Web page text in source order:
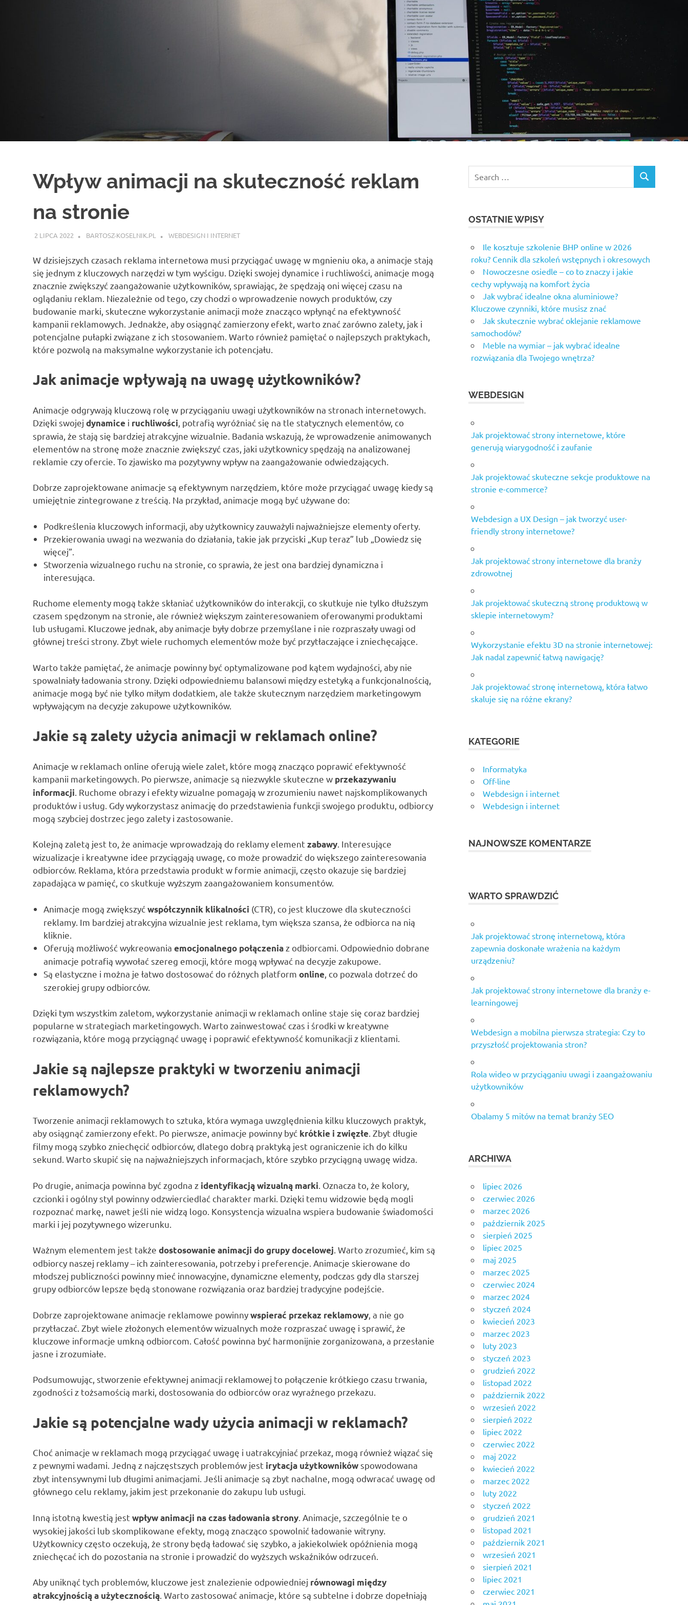
Wpływ animacji na skuteczność reklam
na stronie
2 LIPCA 2022 BARTOSZ-KOSELNIK.PL WEBDESIGN I INTERNET
W dzisiejszych czasach reklama internetowa musi przyciągać uwagę w mgnieniu oka, a animacje stają
się jednym z kluczowych narzędzi w tym wyścigu. Dzięki swojej dynamice i ruchliwości, animacje mogą
znacznie zwiększyć zaangażowanie użytkowników, sprawiając, że spędzają oni więcej czasu na
oglądaniu reklam. Niezależnie od tego, czy chodzi o wprowadzenie nowych produktów, czy
budowanie marki, skuteczne wykorzystanie animacji może znacząco wpłynąć na efektywność
kampanii reklamowych. Jednakże, aby osiągnąć zamierzony efekt, warto znać zarówno zalety, jak i
potencjalne pułapki związane z ich stosowaniem. Warto również pamiętać o najlepszych praktykach,
które pozwolą na maksymalne wykorzystanie ich potencjału.
Jak animacje wpływają na uwagę użytkowników?
Animacje odgrywają kluczową rolę w przyciąganiu uwagi użytkowników na stronach internetowych.
Dzięki swojej dynamice i ruchliwości , potrafią wyróżniać się na tle statycznych elementów, co
sprawia, że stają się bardziej atrakcyjne wizualnie. Badania wskazują, że wprowadzenie animowanych
elementów na stronę może znacznie zwiększyć czas, jaki użytkownicy spędzają na analizowanej
reklamie czy ofercie. To zjawisko ma pozytywny wpływ na zaangażowanie odwiedzających.
Dobrze zaprojektowane animacje są efektywnym narzędziem, które może przyciągać uwagę kiedy są
umiejętnie zintegrowane z treścią. Na przykład, animacje mogą być używane do:
Podkreślenia kluczowych informacji, aby użytkownicy zauważyli najważniejsze elementy oferty.
Przekierowania uwagi na wezwania do działania, takie jak przyciski „Kup teraz” lub „Dowiedz się
więcej”.
Stworzenia wizualnego ruchu na stronie, co sprawia, że jest ona bardziej dynamiczna i
interesująca.
Ruchome elementy mogą także skłaniać użytkowników do interakcji, co skutkuje nie tylko dłuższym
czasem spędzonym na stronie, ale również większym zainteresowaniem oferowanymi produktami
lub usługami. Kluczowe jednak, aby animacje były dobrze przemyślane i nie rozpraszały uwagi od
głównej treści strony. Zbyt wiele ruchomych elementów może być przytłaczające i zniechęcające.
Warto także pamiętać, że animacje powinny być optymalizowane pod kątem wydajności, aby nie
spowalniały ładowania strony. Dzięki odpowiedniemu balansowi między estetyką a funkcjonalnością,
animacje mogą być nie tylko miłym dodatkiem, ale także skutecznym narzędziem marketingowym
wpływającym na decyzje zakupowe użytkowników.
Jakie są zalety użycia animacji w reklamach online?
Animacje w reklamach online oferują wiele zalet, które mogą znacząco poprawić efektywność
kampanii marketingowych. Po pierwsze, animacje są niezwykle skuteczne w przekazywaniu
informacji . Ruchome obrazy i efekty wizualne pomagają w zrozumieniu nawet najskomplikowanych
produktów i usług. Gdy wykorzystasz animację do przedstawienia funkcji swojego produktu, odbiorcy
mogą szybciej dostrzec jego zalety i zastosowanie.
Kolejną zaletą jest to, że animacje wprowadzają do reklamy elementzabawy. Interesujące
wizualizacje i kreatywne idee przyciągają uwagę, co może prowadzić do większego zainteresowania
odbiorców. Reklama, która przedstawia produkt w formie animacji, często okazuje się bardziej
zapadająca w pamięć, co skutkuje wyższym zaangażowaniem konsumentów.
Animacje mogą zwiększyćwspółczynnik klikalności (CTR), co jest kluczowe dla skuteczności
reklamy. Im bardziej atrakcyjna wizualnie jest reklama, tym większa szansa, że odbiorca na nią
kliknie.
Oferują możliwość wykreowaniaemocjonalnego połączeniaz odbiorcami. Odpowiednio dobrane
animacje potrafią wywołać szereg emocji, które mogą wpływać na decyzje zakupowe.
Są elastyczne i można je łatwo dostosować do różnych platformonline , co pozwala dotrzeć do
szerokiej grupy odbiorców.
Dzięki tym wszystkim zaletom, wykorzystanie animacji w reklamach online staje się coraz bardziej
popularne w strategiach marketingowych. Warto zainwestować czas i środki w kreatywne
rozwiązania, które mogą przyciągnąć uwagę i poprawić efektywność komunikacji z klientami.
Jakie są najlepsze praktyki w tworzeniu animacji
reklamowych?
Tworzenie animacji reklamowych to sztuka, która wymaga uwzględnienia kilku kluczowych praktyk,
aby osiągnąć zamierzony efekt. Po pierwsze, animacje powinny być krótkie i zwięzłe. Zbyt długie
filmy mogą szybko zniechęcić odbiorców, dlatego dobrą praktyką jest ograniczenie ich do kilku
sekund. Warto skupić się na najważniejszych informacjach, które szybko przyciągną uwagę widza.
Po drugie, animacja powinna być zgodna z identyfikacją wizualną marki . Oznacza to, że kolory,
czcionki i ogólny styl powinny odzwierciedlać charakter marki. Dzięki temu widzowie będą mogli
rozpoznać markę, nawet jeśli nie widzą logo. Konsystencja wizualna wspiera budowanie świadomości
marki i jej pozytywnego wizerunku.
Ważnym elementem jest także dostosowanie animacji do grupy docelowej. Warto zrozumieć, kim są
odbiorcy naszej reklamy – ich zainteresowania, potrzeby i preferencje. Animacje skierowane do
młodszej publiczności powinny mieć innowacyjne, dynamiczne elementy, podczas gdy dla starszej
grupy odbiorców lepsze będą stonowane rozwiązania oraz bardziej tradycyjne podejście.
Dobrze zaprojektowane animacje reklamowe powinnywspierać przekaz reklamowy , a nie go
przytłaczać. Zbyt wiele złożonych elementów wizualnych może rozpraszać uwagę i sprawić, że
kluczowe informacje umkną odbiorcom. Całość powinna być harmonijnie zorganizowana, a przesłanie
jasne i zrozumiałe.
Podsumowując, stworzenie efektywnej animacji reklamowej to połączenie krótkiego czasu trwania,
zgodności z tożsamością marki, dostosowania do odbiorców oraz wyraźnego przekazu.
Jakie są potencjalne wady użycia animacji w reklamach?
Choć animacje w reklamach mogą przyciągać uwagę i uatrakcyjniać przekaz, mogą również wiązać się
z pewnymi wadami. Jedną z najczęstszych problemów jest irytacja użytkowników spowodowana
zbyt intensywnymi lub długimi animacjami. Jeśli animacje są zbyt nachalne, mogą odwracać uwagę od
głównego celu reklamy, jakim jest przekonanie do zakupu lub usługi.
Inną istotną kwestią jestwpływ animacji na czas ładowania strony . Animacje, szczególnie te o
wysokiej jakości lub skomplikowane efekty, mogą znacząco spowolnić ładowanie witryny.
Użytkownicy często oczekują, że strony będą ładować się szybko, a jakiekolwiek opóźnienia mogą
zniechęcać ich do pozostania na stronie i prowadzić do wyższych wskaźników odrzuceń.
Aby uniknąć tych problemów, kluczowe jest znalezienie odpowiedniej równowagi między
atrakcyjnością a użytecznością. Warto zastosować animacje, które są subtelne i dobrze dopełniają
for:
SEARCH
OSTATNIE WPISY
Ile kosztuje szkolenie BHP online w 2026
roku? Cennik dla szkoleń wstępnych i okresowych
Nowoczesne osiedle – co to znaczy i jakie
cechy wpływają na komfort życia
Jak wybrać idealne okna aluminiowe?
Kluczowe czynniki, które musisz znać
Jak skutecznie wybrać oklejanie reklamowe
samochodów?
Meble na wymiar – jak wybrać idealne
rozwiązania dla Twojego wnętrza?
WEBDESIGN
Jak projektować strony internetowe, które
generują wiarygodność i zaufanie
Jak projektować skuteczne sekcje produktowe na
stronie e-commerce?
Webdesign a UX Design – jak tworzyć user-
friendly strony internetowe?
Jak projektować strony internetowe dla branży
zdrowotnej
Jak projektować skuteczną stronę produktową w
sklepie internetowym?
Wykorzystanie efektu 3D na stronie internetowej:
Jak nadal zapewnić łatwą nawigację?
Jak projektować stronę internetową, która łatwo
skaluje się na różne ekrany?
KATEGORIE
Informatyka
Off-line
Webdesign i internet
Webdesign i internet
NAJNOWSZE KOMENTARZE
WARTO SPRAWDZIĆ
Jak projektować stronę internetową, która
zapewnia doskonałe wrażenia na każdym
urządzeniu?
Jak projektować strony internetowe dla branży e-
learningowej
Webdesign a mobilna pierwsza strategia: Czy to
przyszłość projektowania stron?
Rola wideo w przyciąganiu uwagi i zaangażowaniu
użytkowników
Obalamy 5 mitów na temat branży SEO
ARCHIWA
lipiec 2026
czerwiec 2026
marzec 2026
październik 2025
sierpień 2025
lipiec 2025
maj 2025
marzec 2025
czerwiec 2024
marzec 2024
styczeń 2024
kwiecień 2023
marzec 2023
luty 2023
styczeń 2023
grudzień 2022
listopad 2022
październik 2022
wrzesień 2022
sierpień 2022
lipiec 2022
czerwiec 2022
maj 2022
kwiecień 2022
marzec 2022
luty 2022
styczeń 2022
grudzień 2021
listopad 2021
październik 2021
wrzesień 2021
sierpień 2021
lipiec 2021
czerwiec 2021